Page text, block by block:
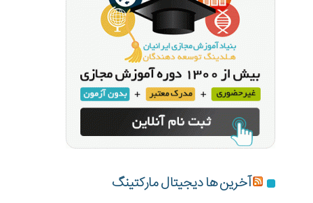
آخرین ها دیجیتال مارکتینگ